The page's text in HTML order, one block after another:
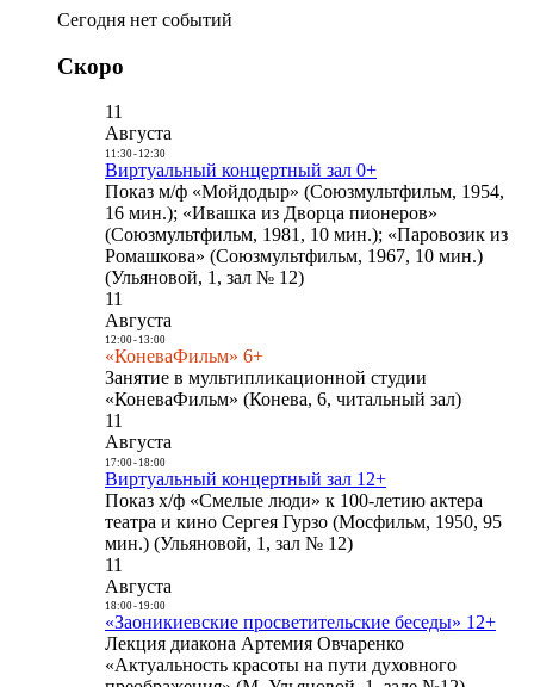
Сегодня нет событий
Скоро
11
Августа
11:30- 12:30
Виртуальный концертный зал 0+
Показ м/ф «Мойдодыр» (Союзмультфильм, 1954,
16 мин.); «Ивашка из Дворца пионеров»
(Союзмультфильм, 1981, 10 мин.); «Паровозик из
Ромашкова» (Союзмультфильм, 1967, 10 мин.)
(Ульяновой, 1, зал № 12)
11
Августа
12:00- 13:00
«КоневаФильм» 6+
Занятие в мультипликационной студии
«КоневаФильм» (Конева, 6, читальный зал)
11
Августа
17:00- 18:00
Виртуальный концертный зал 12+
Показ х/ф «Смелые люди» к 100-летию актера
театра и кино Сергея Гурзо (Мосфильм, 1950, 95
мин.) (Ульяновой, 1, зал № 12)
11
Августа
18:00- 19:00
«Заоникиевские просветительские беседы» 12+
Лекция диакона Артемия Овчаренко
«Актуальность красоты на пути духовного